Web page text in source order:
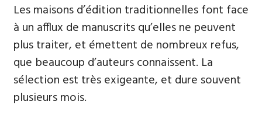
Les maisons d’édition traditionnelles font face
à un afflux de manuscrits qu’elles ne peuvent
plus traiter, et émettent de nombreux refus,
que beaucoup d’auteurs connaissent. La
sélection est très exigeante, et dure souvent
plusieurs mois.